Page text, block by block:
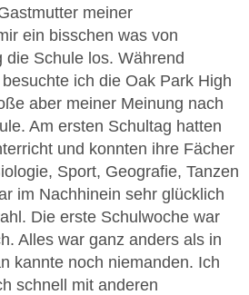
meiner
ein bisschen was von
die Schule los. Während
ich die Oak Park High
aber meiner Meinung nach
Am ersten Schultag hatten
und konnten ihre Fächer
Sport, Geografie, Tanzen
im Nachhinein sehr glücklich
Die erste Schulwoche war
Alles war ganz anders als in
kannte noch niemanden. Ich
schnell mit anderen